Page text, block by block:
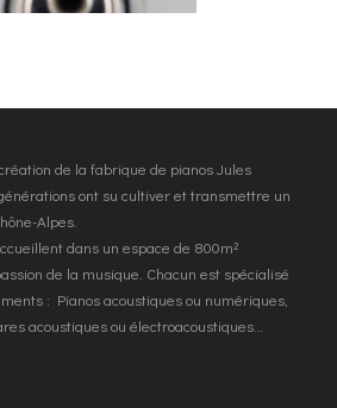
de la fabrique de pianos Jules
ont su cultiver et transmettre un
Alpes.
dans un espace de 800m²
de la musique. Chacun est spécialisé
: Pianos acoustiques ou numériques,
acoustiques ou électroacoustiques…